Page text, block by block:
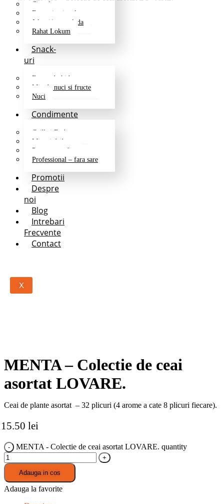
Ciocolata
Fructe in ciocolata
Jeleuri/marmelada
Rahat Lokum
Snack-
uri
Fructe deshidratate
Mix de nuci si fructe
Nuci
Condimente
Grill si Barbeque
Mixuri de baza
Pentru cartofi
Professional – fara sare
Promotii
Despre
noi
Blog
Intrebari
Frecvente
Contact
X
MENTA – Colectie de ceai
asortat LOVARE.
Ceai de plante asortat – 32 plicuri (4 arome a cate 8 plicuri fiecare).
15.50 lei
MENTA - Colectie de ceai asortat LOVARE. quantity
Adauga in cos
Adauga la favorite